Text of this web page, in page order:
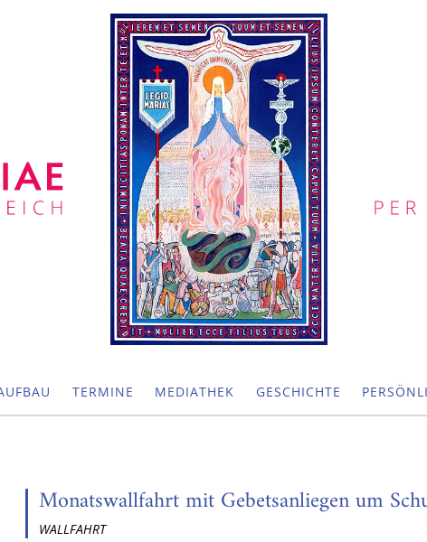
TERMINE MEDIATHEK GESCHICHTE
Monatswallfahrt mit Gebetsanliegen um
WALLFAHRT